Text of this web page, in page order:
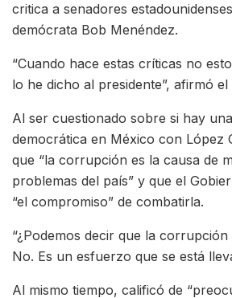
critica a senadores
demócrata Bob Menéndez.
“Cuando hace estas críticas no
lo he dicho al presidente”, afirmó el
Al ser cuestionado sobre si hay
democrática en México con López
que “la corrupción es la causa de
problemas del país” y que el
“el compromiso” de combatirla.
“¿Podemos decir que la
No. Es un esfuerzo que se está
Al mismo tiempo, calificó de